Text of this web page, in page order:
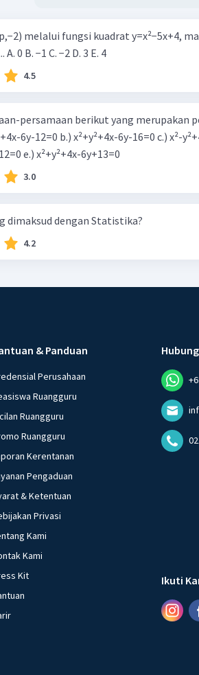
melalui fungsi kuadrat y=x²−5x+4,
A. 0 B. −1 C. −2 D. 3 E. 4
4.5
persamaan berikut yang merupakan
6y-12=0 b.) x²+y²+4x-6y-16=0 c.) x²-
6y+5xy-12=0 e.) x²+y²+4x-6y+13=0
3.0
dimaksud dengan Statistika?
4.2
& Panduan
Perusahaan
Ruangguru
Ruangguru
Ruangguru
Kerentanan
Pengaduan
& Ketentuan
Privasi
Kami
Kami
Kit
Ikuti